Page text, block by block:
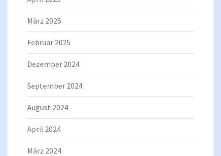
März 2025
Februar 2025
Dezember 2024
September 2024
August 2024
April 2024
März 2024